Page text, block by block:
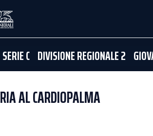
SERIE C DIVISIONE REGIONALE 2
AL CARDIOPALMA